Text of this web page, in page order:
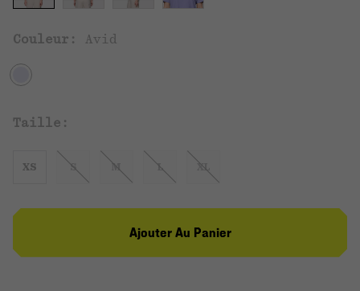
Couleur: Avid
Taille:
XS S M L XL
Ajouter Au Panier